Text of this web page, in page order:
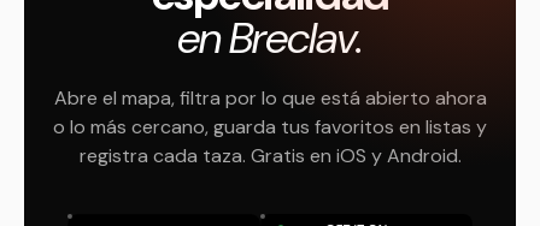
en Breclav.
Abre el mapa, filtra por lo que está abierto ahora
o lo más cercano, guarda tus favoritos en listas y
registra cada taza. Gratis en iOS y Android.